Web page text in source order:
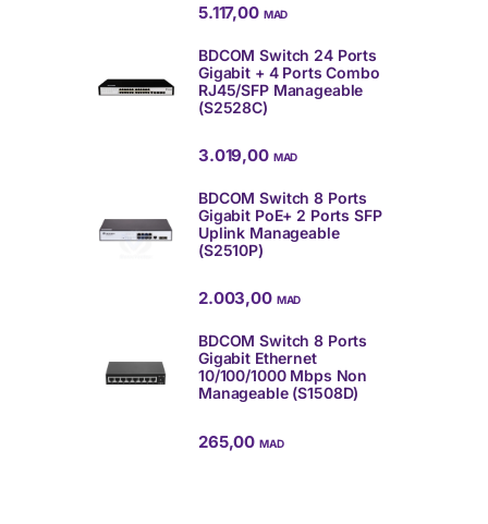
5.117,00 MAD
BDCOM Switch 24 Ports
Gigabit + 4 Ports Combo
RJ45/SFP Manageable
(S2528C)
3.019,00 MAD
BDCOM Switch 8 Ports
Gigabit PoE+ 2 Ports SFP
Uplink Manageable
(S2510P)
2.003,00 MAD
BDCOM Switch 8 Ports
Gigabit Ethernet
10/100/1000 Mbps Non
Manageable (S1508D)
265,00MAD